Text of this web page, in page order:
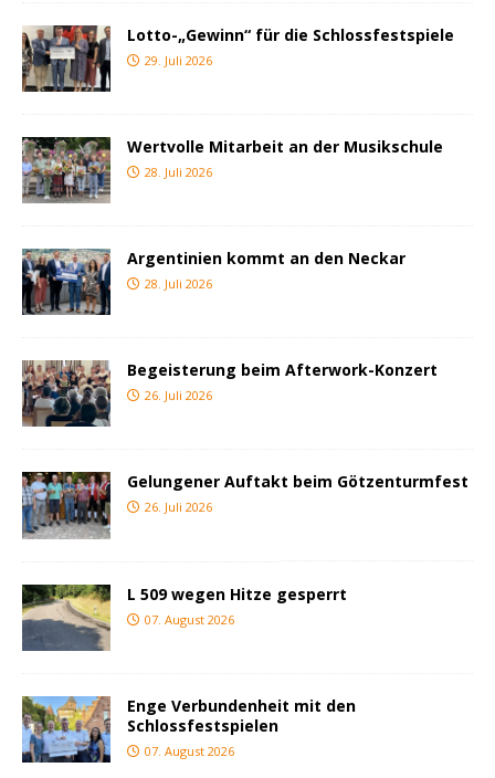
Lotto-„Gewinn“ für die Schlossfestspiele
29. Juli 2026
Wertvolle Mitarbeit an der Musikschule
28. Juli 2026
Argentinien kommt an den Neckar
28. Juli 2026
Begeisterung beim Afterwork-Konzert
26. Juli 2026
Gelungener Auftakt beim Götzenturmfest
26. Juli 2026
L 509 wegen Hitze gesperrt
07. August 2026
Enge Verbundenheit mit den
Schlossfestspielen
07. August 2026